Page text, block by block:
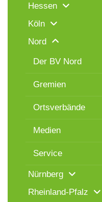
Hessen
Köln
Nord
Der BV Nord
Gremien
Ortsverbände
Medien
Service
Nürnberg
Rheinland-Pfalz